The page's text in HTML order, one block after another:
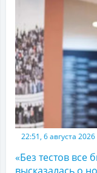
22:51, 6 августа 2026
«Без тестов